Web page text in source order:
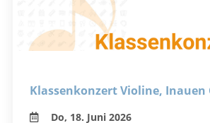
Klassenkonzert Violine, Inauen
Do, 18. Juni 2026